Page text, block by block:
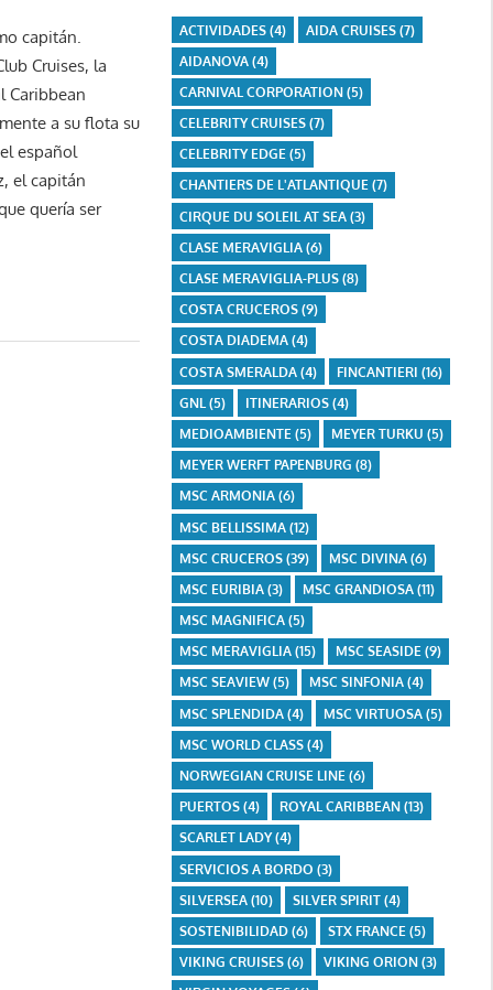
capitán.
Cruises, la
Caribbean
a su flota su
español
el capitán
quería ser
ACTIVIDADES(4) AIDA CRUISES(7)
AIDANOVA(4)
CARNIVAL CORPORATION(5)
CELEBRITY CRUISES(7)
CELEBRITY EDGE(5)
CHANTIERS DE L'ATLANTIQUE(7)
CIRQUE DU SOLEIL AT SEA(3)
CLASE MERAVIGLIA(6)
CLASE MERAVIGLIA-PLUS(8)
COSTA CRUCEROS(9)
COSTA DIADEMA(4)
COSTA SMERALDA(4) FINCANTIERI (16)
GNL (5) ITINERARIOS(4)
MEDIOAMBIENTE (5) MEYER TURKU (5)
MEYER WERFT PAPENBURG (8)
MSC ARMONIA(6)
MSC BELLISSIMA(12)
MSC CRUCEROS(39) MSC DIVINA(6)
MSC EURIBIA(3) MSC GRANDIOSA(11)
MSC MAGNIFICA(5)
MSC MERAVIGLIA(15) MSC SEASIDE(9)
MSC SEAVIEW(5) MSC SINFONIA(4)
MSC SPLENDIDA(4) MSC VIRTUOSA(5)
MSC WORLD CLASS(4)
NORWEGIAN CRUISE LINE(6)
PUERTOS(4) ROYAL CARIBBEAN(13)
SCARLET LADY(4)
SERVICIOS A BORDO (3)
SILVERSEA(10) SILVER SPIRIT(4)
SOSTENIBILIDAD(6) STX FRANCE (5)
VIKING CRUISES(6) VIKING ORION(3)